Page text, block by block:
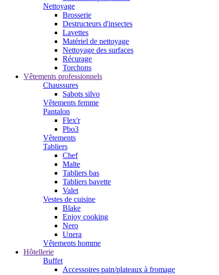
Nettoyage
Brosserie
Destructeurs d'insectes
Lavettes
Matériel de nettoyage
Nettoyage des surfaces
Récurage
Torchons
Vêtements professionnels
Chaussures
Sabots silvo
Vêtements femme
Pantalon
Flex'r
Pbo3
Vêtements
Tabliers
Chef
Malte
Tabliers bas
Tabliers bavette
Valet
Vestes de cuisine
Blake
Enjoy cooking
Nero
Unera
Vêtements homme
Hôtellerie
Buffet
Accessoires pain/plateaux à fromage